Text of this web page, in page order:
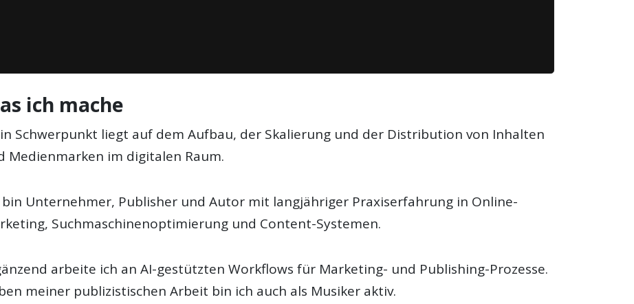
ich mache
Schwerpunkt liegt auf dem Aufbau, der Skalierung und der Distribution von Inhalten
Medienmarken im digitalen Raum.
bin Unternehmer, Publisher und Autor mit langjähriger Praxiserfahrung in Online-
Suchmaschinenoptimierung und Content-Systemen.
arbeite ich an AI-gestützten Workflows für Marketing- und Publishing-Prozesse.
meiner publizistischen Arbeit bin ich auch als Musiker aktiv.